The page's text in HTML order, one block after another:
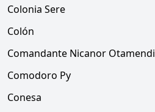
Colonia Sere
Colón
Comandante Nicanor Otamendi
Comodoro Py
Conesa